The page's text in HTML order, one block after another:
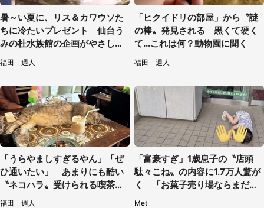
暑～い夏に、リス＆カワウソた
ちに冷たいプレゼント 仙台う
みの杜水族館の企画がやさしい
【7／31～8／23】
福田 週人
「ヒクイドリの部屋」から〝謎
の棒〟発見される 黒くて硬く
て...これは何？動物園に聞く
福田 週人
「うらやましすぎるやん」「ぜ
ひ通いたい」 あまりにも酷い
〝ネコハラ〟受けられる喫茶店
に5.3万人驚がく
福田 週人
「富豪すぎ」1歳息子の〝店頭
駄々こね〟の内容に1.7万人驚が
く 「お菓子売り場ならまだし
Met